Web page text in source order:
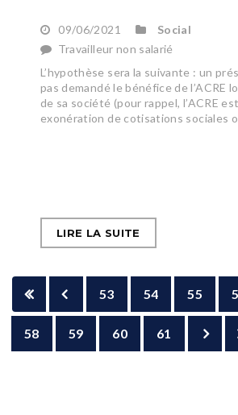
09/06/2021
Social
Travailleur non salarié
L’hypothèse sera la suivante : un
pas demandé le bénéfice de l’ACRE
de sa société (pour rappel, l’ACRE
exonération de cotisations sociales
LIRE LA SUITE
53 54 55
58 59 60 61